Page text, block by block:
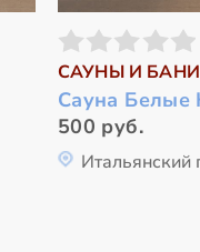
САУНЫ И БАНИ
Сауна Белые
500 руб.
Итальянский